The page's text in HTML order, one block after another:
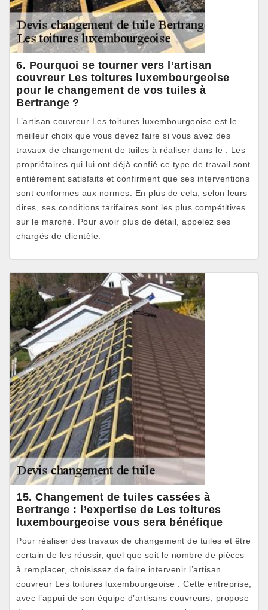
6. Pourquoi se tourner vers l’artisan
couvreur Les toitures luxembourgeoise
pour le changement de vos tuiles à
Bertrange ?
L’artisan couvreur Les toitures luxembourgeoise est le
meilleur choix que vous devez faire si vous avez des
travaux de changement de tuiles à réaliser dans le . Les
propriétaires qui lui ont déjà confié ce type de travail sont
entièrement satisfaits et confirment que ses interventions
sont conformes aux normes. En plus de cela, selon leurs
dires, ses conditions tarifaires sont les plus compétitives
sur le marché. Pour avoir plus de détail, appelez ses
chargés de clientèle.
15. Changement de tuiles cassées à
Bertrange : l’expertise de Les toitures
luxembourgeoise vous sera bénéfique
Pour réaliser des travaux de changement de tuiles et être
certain de les réussir, quel que soit le nombre de pièces
à remplacer, choisissez de faire intervenir l’artisan
couvreur Les toitures luxembourgeoise . Cette entreprise,
avec l’appui de son équipe d’artisans couvreurs, propose